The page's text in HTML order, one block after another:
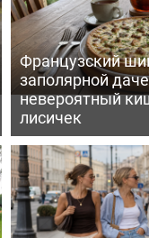
Французский
заполярной
невероятный
лисичек